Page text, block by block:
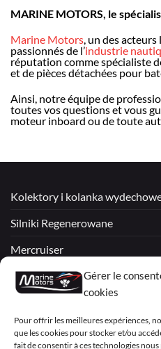
Gérer le
cookies
Pour offrir les meilleures expériences,
que les cookies pour stocker et/ou
fait de consentir à ces technologies
MARINE MOTORS, le
Marine Motors, un des
passionnés de l’industrie
réputation comme spécialiste
et de pièces détachées pour
Ainsi, notre équipe de
toutes vos questions et vous
moteur inboard ou de toute
Kolektory i kolanka
Silniki Regenerowane
Mercruiser
VOLVO PENTA / OMC
My Account